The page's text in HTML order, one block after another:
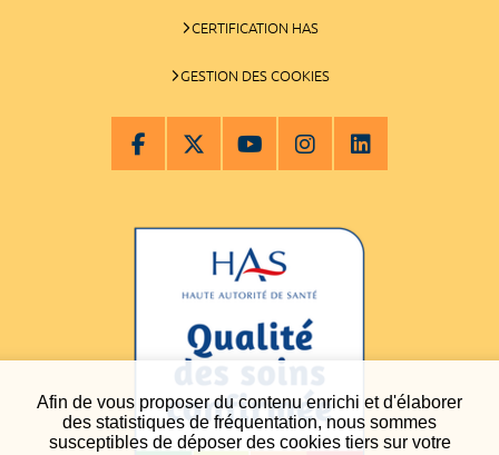
Afin de vous proposer du contenu enrichi et d'élaborer
des statistiques de fréquentation, nous sommes
susceptibles de déposer des cookies tiers sur votre
CERTIFICATION HAS
GESTION DES COOKIES